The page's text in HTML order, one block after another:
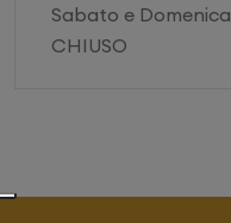
Sabato e Domenica
CHIUSO